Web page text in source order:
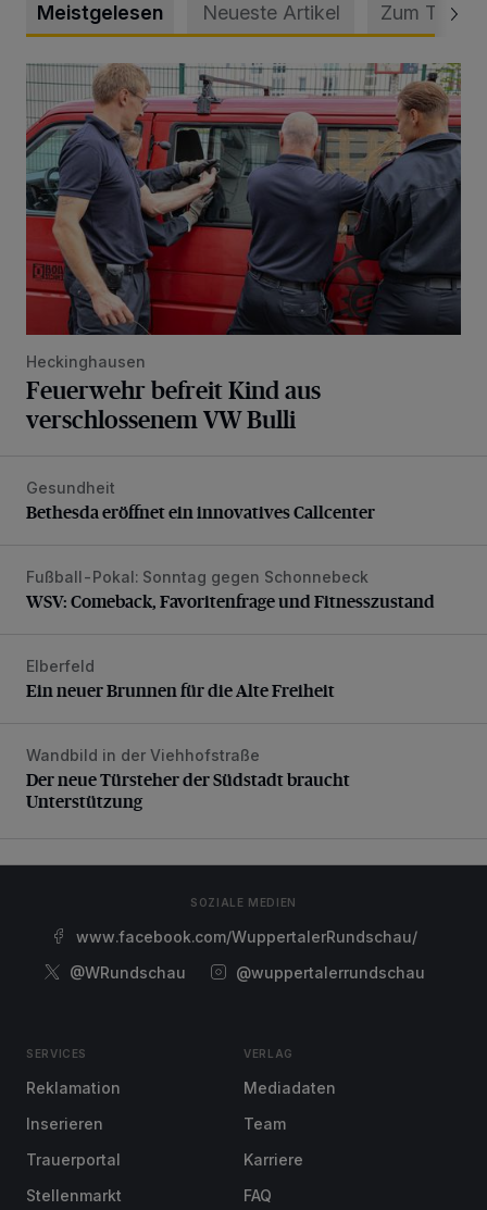
Meistgelesen Neueste Artikel Zum Thema
Feuerwehr befreit Kind aus verschlossenem VW Bulli
Heckinghausen
Feuerwehr befreit Kind aus
verschlossenem VW Bulli
Bethesda eröffnet ein innovatives Callcenter
Gesundheit
Bethesda eröffnet ein innovatives Callcenter
WSV: Comeback, Favoritenfrage und Fitnesszustand
Fußball-Pokal: Sonntag gegen Schonnebeck
WSV: Comeback, Favoritenfrage und Fitnesszustand
Ein neuer Brunnen für die Alte Freiheit
Elberfeld
Ein neuer Brunnen für die Alte Freiheit
Der neue Türsteher der Südstadt braucht Unterstützung
Wandbild in der Viehhofstraße
Der neue Türsteher der Südstadt braucht
Unterstützung
SOZIALE MEDIEN
www.facebook.com/WuppertalerRundschau/
@WRundschau
@wuppertalerrundschau
SERVICES
Reklamation
Inserieren
Trauerportal
Stellenmarkt
VERLAG
Mediadaten
Team
Karriere
FAQ